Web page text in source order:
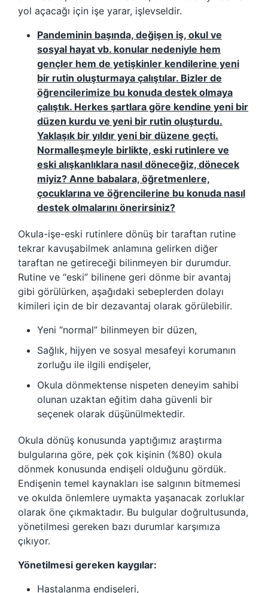
yol açacağı için işe yarar, işlevseldir.
Pandeminin başında, değişen iş, okul ve
sosyal hayat vb. konular nedeniyle hem
gençler hem de yetişkinler kendilerine yeni
bir rutin oluşturmaya çalıştılar. Bizler de
öğrencilerimize bu konuda destek olmaya
çalıştık. Herkes şartlara göre kendine yeni bir
düzen kurdu ve yeni bir rutin oluşturdu.
Yaklaşık bir yıldır yeni bir düzene geçti.
Normalleşmeyle birlikte, eski rutinlere ve
eski alışkanlıklara nasıl döneceğiz, dönecek
miyiz? Anne babalara, öğretmenlere,
çocuklarına ve öğrencilerine bu konuda nasıl
destek olmalarını önerirsiniz?
Okula-işe-eski rutinlere dönüş bir taraftan rutine
tekrar kavuşabilmek anlamına gelirken diğer
taraftan ne getireceği bilinmeyen bir durumdur.
Rutine ve “eski” bilinene geri dönme bir avantaj
gibi görülürken, aşağıdaki sebeplerden dolayı
kimileri için de bir dezavantaj olarak görülebilir.
Yeni “normal” bilinmeyen bir düzen,
Sağlık, hijyen ve sosyal mesafeyi korumanın
zorluğu ile ilgili endişeler,
Okula dönmektense nispeten deneyim sahibi
olunan uzaktan eğitim daha güvenli bir
seçenek olarak düşünülmektedir.
Okula dönüş konusunda yaptığımız araştırma
bulgularına göre, pek çok kişinin (%80) okula
dönmek konusunda endişeli olduğunu gördük.
Endişenin temel kaynakları ise salgının bitmemesi
ve okulda önlemlere uymakta yaşanacak zorluklar
olarak öne çıkmaktadır. Bu bulgular doğrultusunda,
yönetilmesi gereken bazı durumlar karşımıza
çıkıyor.
Yönetilmesi gereken kaygılar:
Hastalanma endişeleri,